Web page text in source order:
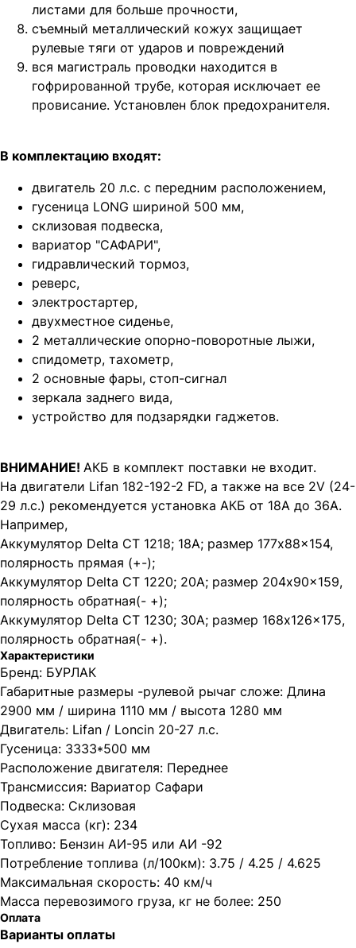
листами для больше прочности,
съемный металлический кожух защищает
рулевые тяги от ударов и повреждений
вся магистраль проводки находится в
гофрированной трубе, которая исключает ее
провисание. Установлен блок предохранителя.
В комплектацию входят:
двигатель 20 л.с. с передним расположением,
гусеница LONG шириной 500 мм,
склизовая подвеска,
вариатор "САФАРИ",
гидравлический тормоз,
реверс,
электростартер,
двухместное сиденье,
2 металлические опорно-поворотные лыжи,
спидометр, тахометр,
2 основные фары, стоп-сигнал
зеркала заднего вида,
устройство для подзарядки гаджетов.
ВНИМАНИЕ! АКБ в комплект поставки не входит.
На двигатели Lifan 182-192-2 FD, а также на все 2V (24-
29 л.с.) рекомендуется установка АКБ от 18А до 36А.
Например,
Аккумулятор Delta CT 1218; 18А; размер 177x88x154,
полярность прямая (+-);
Аккумулятор Delta CT 1220; 20А; размер 204x90x159,
полярность обратная(- +);
Аккумулятор Delta CT 1230; 30А; размер 168x126x175,
полярность обратная(- +).
Характеристики
Бренд: БУРЛАК
Габаритные размеры -рулевой рычаг сложе: Длина
2900 мм / ширина 1110 мм / высота 1280 мм
Двигатель: Lifan / Loncin 20-27 л.с.
Гусеница: 3333*500 мм
Расположение двигателя: Переднее
Трансмиссия: Вариатор Сафари
Подвеска: Склизовая
Сухая масса (кг): 234
Топливо: Бензин АИ-95 или АИ -92
Потребление топлива (л/100км): 3.75 / 4.25 / 4.625
Максимальная скорость: 40 км/ч
Масса перевозимого груза, кг не более: 250
Оплата
Варианты оплаты